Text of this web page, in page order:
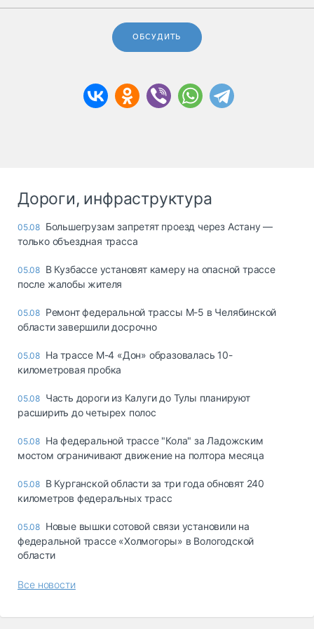
ОБСУДИТЬ
Дороги, инфраструктура
05.08 Большегрузам запретят проезд через Астану —
только объездная трасса
05.08 В Кузбассе установят камеру на опасной трассе
после жалобы жителя
05.08 Ремонт федеральной трассы М-5 в Челябинской
области завершили досрочно
05.08 На трассе М-4 «Дон» образовалась 10-
километровая пробка
05.08 Часть дороги из Калуги до Тулы планируют
расширить до четырех полос
05.08 На федеральной трассе "Кола" за Ладожским
мостом ограничивают движение на полтора месяца
05.08 В Курганской области за три года обновят 240
километров федеральных трасс
05.08 Новые вышки сотовой связи установили на
федеральной трассе «Холмогоры» в Вологодской
области
Все новости